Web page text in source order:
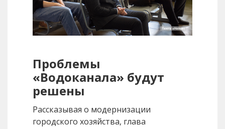
Проблемы
«Водоканала» будут
решены
Рассказывая о модернизации
городского хозяйства, глава